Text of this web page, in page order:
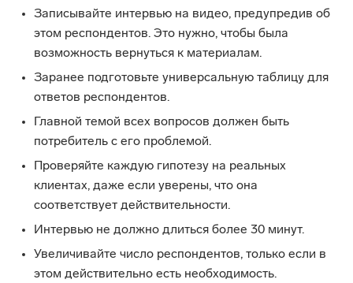
Записывайте интервью на видео, предупредив об
этом респондентов. Это нужно, чтобы была
возможность вернуться к материалам.
Заранее подготовьте универсальную таблицу для
ответов респондентов.
Главной темой всех вопросов должен быть
потребитель с его проблемой.
Проверяйте каждую гипотезу на реальных
клиентах, даже если уверены, что она
соответствует действительности.
Интервью не должно длиться более 30 минут.
Увеличивайте число респондентов, только если в
этом действительно есть необходимость.